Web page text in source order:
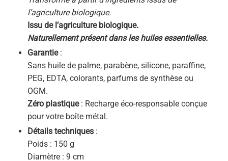
l’agriculture biologique.
Issu de l’agriculture biologique.
Naturellement présent dans les huiles essentielles.
Garantie:
Sans huile de palme, parabène, silicone, paraffine,
PEG, EDTA, colorants, parfums de synthèse ou
OGM.
Zéro plastique: Recharge éco-responsable conçue
pour votre boîte métal.
Détails techniques :
Poids : 150 g
Diamètre : 9 cm